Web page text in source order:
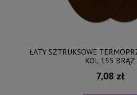
ŁATY SZTRUKSOWE
KOL.155 BRĄZ
7,08 zł